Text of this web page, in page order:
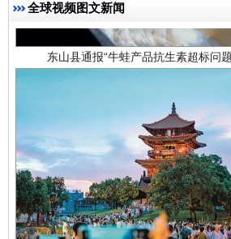
全球视频图文新闻
东山县通报“牛蛙产品抗生素超标问题”
千年窑火 生生不息